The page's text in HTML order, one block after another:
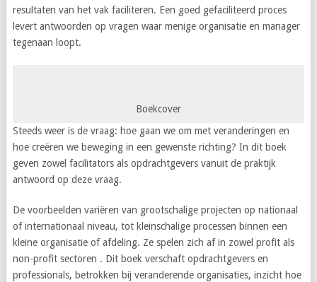
resultaten van het vak faciliteren. Een goed gefaciliteerd proces
levert antwoorden op vragen waar menige organisatie en manager
tegenaan loopt.
Boekcover
Steeds weer is de vraag: hoe gaan we om met veranderingen en
hoe creëren we beweging in een gewenste richting? In dit boek
geven zowel facilitators als opdrachtgevers vanuit de praktijk
antwoord op deze vraag.
De voorbeelden variëren van grootschalige projecten op nationaal
of internationaal niveau, tot kleinschalige processen binnen een
kleine organisatie of afdeling. Ze spelen zich af in zowel profit als
non-profit sectoren . Dit boek verschaft opdrachtgevers en
professionals, betrokken bij veranderende organisaties, inzicht hoe